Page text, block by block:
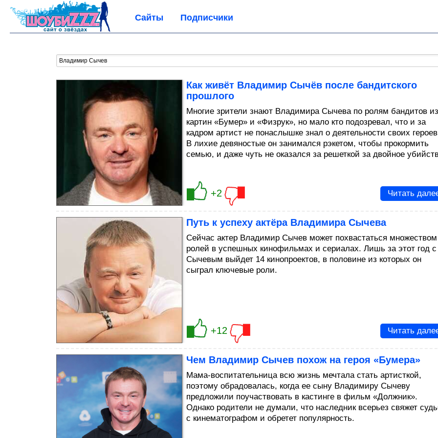
Сайты Подписчики
Как живёт Владимир Сычёв после бандитского
прошлого
Многие зрители знают Владимира Сычева по ролям бандитов из
картин «Бумер» и «Физрук», но мало кто подозревал, что и за
кадром артист не понаслышке знал о деятельности своих
В лихие девяностые он занимался рэкетом, чтобы прокормить
семью, и даже чуть не оказался за решеткой за двойное
+2 Читать
Путь к успеху актёра Владимира Сычева
Сейчас актер Владимир Сычев может похвастаться множеством
ролей в успешных кинофильмах и сериалах. Лишь за этот год с
Сычевым выйдет 14 кинопроектов, в половине из которых он
сыграл ключевые роли.
+12 Читать
Чем Владимир Сычев похож на героя «Бумера»
Мама-воспитательница всю жизнь мечтала стать артисткой,
поэтому обрадовалась, когда ее сыну Владимиру Сычеву
предложили поучаствовать в кастинге в фильм «Должник».
Однако родители не думали, что наследник всерьез свяжет
с кинематографом и обретет популярность.